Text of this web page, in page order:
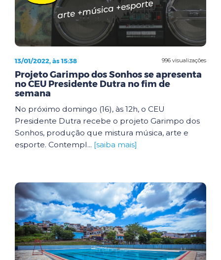
996 visualizações
13/01/2022, às 15:38
Projeto Garimpo dos Sonhos se apresenta
no CEU Presidente Dutra no fim de
semana
No próximo domingo (16), às 12h, o CEU
Presidente Dutra recebe o projeto Garimpo dos
Sonhos, produção que mistura música, arte e
esporte. Contempl... [saiba mais]